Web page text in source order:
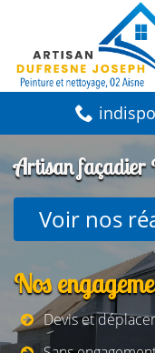
Artisan
Voir nos
Nos
Devis et